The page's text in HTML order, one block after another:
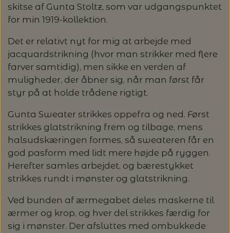
skitse af Gunta Stoltz, som var udgangspunktet
for min 1919-kollektion.
Det er relativt nyt for mig at arbejde med
jacquardstrikning (hvor man strikker med flere
farver samtidig), men sikke en verden af
muligheder, der åbner sig, når man først får
styr på at holde trådene rigtigt.
Gunta Sweater strikkes oppefra og ned. Først
strikkes glatstrikning frem og tilbage, mens
halsudskæringen formes, så sweateren får en
god pasform med lidt mere højde på ryggen.
Herefter samles arbejdet, og bærestykket
strikkes rundt i mønster og glatstrikning.
Ved bunden af ærmegabet deles maskerne til
ærmer og krop, og hver del strikkes færdig for
sig i mønster. Der afsluttes med ombukkede